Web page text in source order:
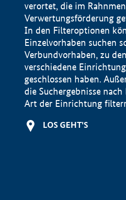
verortet, die im
Verwertungsförderung
In den Filteroptionen
Einzelvorhaben suchen
Verbundvorhaben, zu
verschiedene
geschlossen haben.
die Suchergebnisse
Art der Einrichtung
LOS GEHT'S